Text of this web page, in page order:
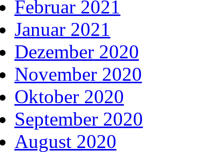
Februar 2021
Januar 2021
Dezember 2020
November 2020
Oktober 2020
September 2020
August 2020